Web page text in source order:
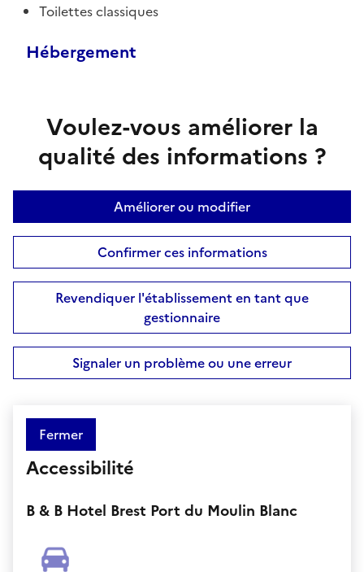
Toilettes classiques
Hébergement
Voulez-vous améliorer la
qualité des informations ?
Améliorer ou modifier
Confirmer ces informations
Revendiquer l'établissement en tant que
gestionnaire
Signaler un problème ou une erreur
Fermer
Accessibilité
B & B Hotel Brest Port du Moulin Blanc